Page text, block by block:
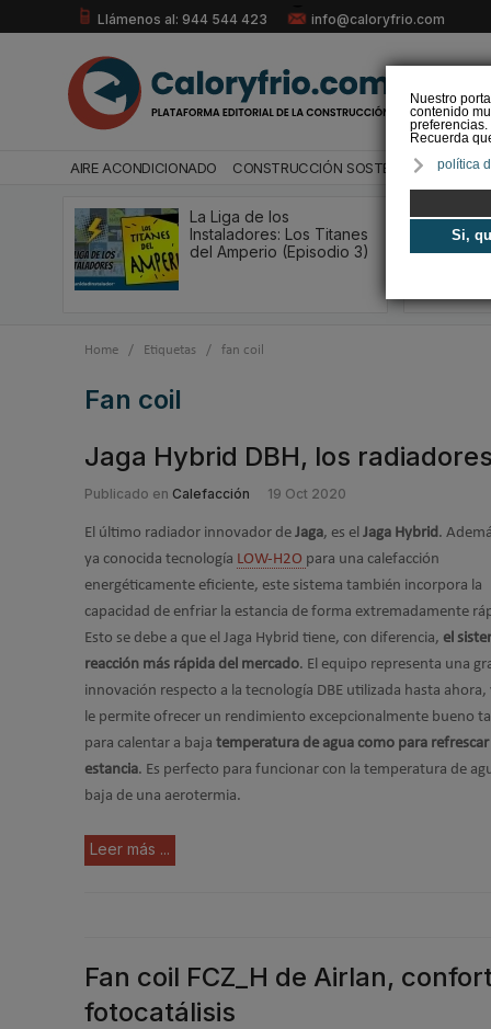
Nuestro
contenido
preferencias.
Recuerda
política
Si,
Llámenos al: 944 544 423 info@caloryfrio.com
AIRE ACONDICIONADO CONSTRUCCIÓN SOSTENIBLE
La Liga de los
Instaladores: Los Titanes
del Amperio (Episodio 3)
Home / Etiquetas / fan coil
fan coil
Jaga Hybrid DBH, los
Publicado en Calefacción 19 Oct 2020
El último radiador innovador de Jaga, es el Jaga Hybrid.
ya conocida tecnología LOW-H2O para una calefacción
energéticamente eficiente, este sistema también incorpora la
capacidad de enfriar la estancia de forma extremadamente
Esto se debe a que el Jaga Hybrid tiene, con diferencia, el
reacción más rápida del mercado. El equipo representa una
innovación respecto a la tecnología DBE utilizada hasta ahora,
le permite ofrecer un rendimiento excepcionalmente bueno
para calentar a baja temperatura de agua como para refrescar
estancia. Es perfecto para funcionar con la temperatura de
baja de una aerotermia.
Leer más ...
Fan coil FCZ_H de Airlan,
fotocatálisis